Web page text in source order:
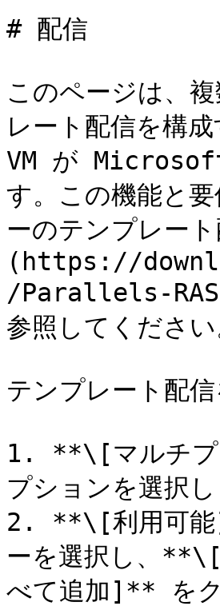
# 配信
このページは、
レート配信を構
VM が
す。この機能と
ーのテンプレー
(https://
/Parallels-
参照してください
テンプレート配
1. **\[マルチプ
プションを選択し
2. **\[利用可能
ーを選択し、
べて追加]** をク